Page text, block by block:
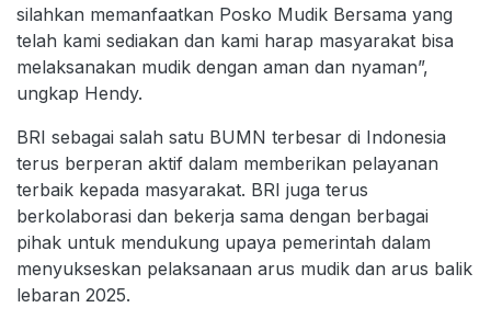
silahkan memanfaatkan Posko Mudik Bersama yang
telah kami sediakan dan kami harap masyarakat bisa
melaksanakan mudik dengan aman dan nyaman”,
ungkap Hendy.
BRI sebagai salah satu BUMN terbesar di Indonesia
terus berperan aktif dalam memberikan pelayanan
terbaik kepada masyarakat. BRI juga terus
berkolaborasi dan bekerja sama dengan berbagai
pihak untuk mendukung upaya pemerintah dalam
menyukseskan pelaksanaan arus mudik dan arus balik
lebaran 2025.